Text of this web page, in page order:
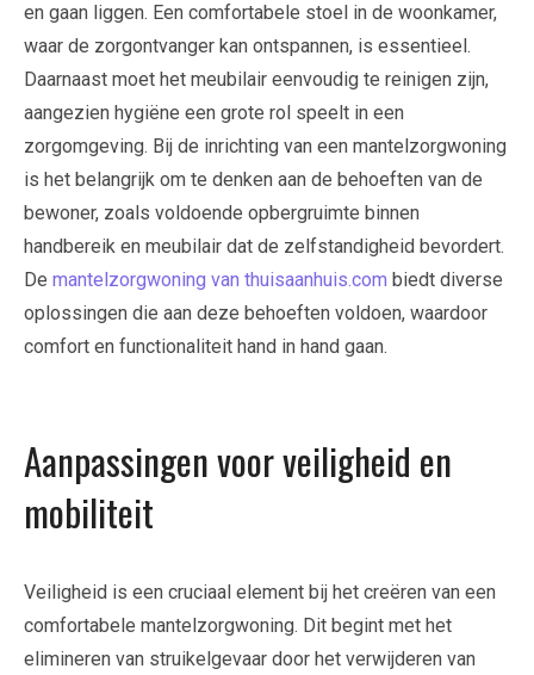
en gaan liggen. Een comfortabele stoel in de woonkamer,
waar de zorgontvanger kan ontspannen, is essentieel.
Daarnaast moet het meubilair eenvoudig te reinigen zijn,
aangezien hygiëne een grote rol speelt in een
zorgomgeving. Bij de inrichting van een mantelzorgwoning
is het belangrijk om te denken aan de behoeften van de
bewoner, zoals voldoende opbergruimte binnen
handbereik en meubilair dat de zelfstandigheid bevordert.
De mantelzorgwoning van thuisaanhuis.com biedt diverse
oplossingen die aan deze behoeften voldoen, waardoor
comfort en functionaliteit hand in hand gaan.
Aanpassingen voor veiligheid en
mobiliteit
Veiligheid is een cruciaal element bij het creëren van een
comfortabele mantelzorgwoning. Dit begint met het
elimineren van struikelgevaar door het verwijderen van